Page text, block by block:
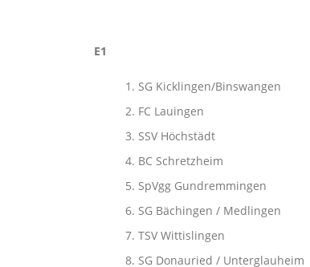
E1
SG Kicklingen/
FC Lauingen 2.
SSV Höchstädt 3.
BC Schretzheim 4.
SpVgg
SG Bächingen /
TSV Wittislingen
SG Donauried /